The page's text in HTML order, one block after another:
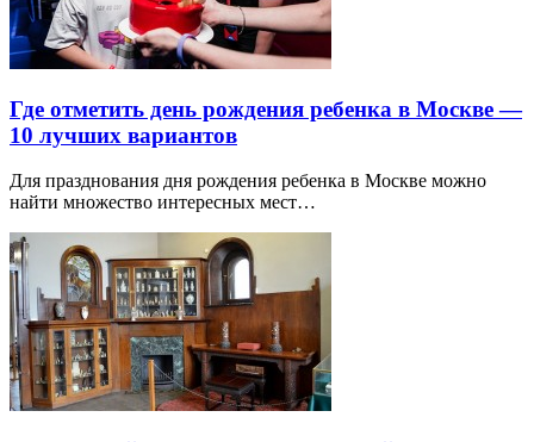
Где отметить день рождения ребенка в Москве —
10 лучших вариантов
Для празднования дня рождения ребенка в Москве можно
найти множество интересных мест…